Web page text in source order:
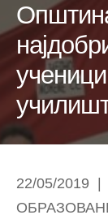
22/05/2019